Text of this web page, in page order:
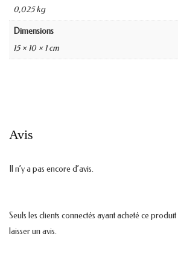
0,025 kg
Dimensions
15 × 10 × 1 cm
Avis
Il n’y a pas encore d’avis.
Seuls les clients connectés ayant acheté ce
laisser un avis.